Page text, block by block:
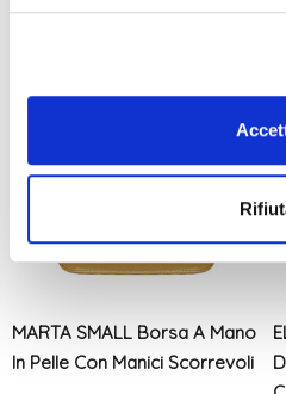
MARTA SMALL Borsa A Mano
In Pelle Con Manici Scorrevoli